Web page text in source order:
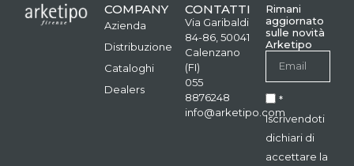
COMPANY
Azienda
Distribuzione
Cataloghi
Dealers
CONTATTI
Via Garibaldi
84-86, 50041
Calenzano
(FI)
055
8876248
info@arketipo.com
Rimani
aggiornato
sulle novità
Arketipo
*
Iscrivendoti
dichiari di
accettare la